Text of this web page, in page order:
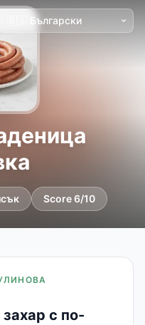
Score 6/10
с по-